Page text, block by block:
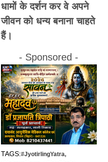
धामों के दर्शन कर वे अपने
जीवन को धन्य बनाना चाहते
हैं।
- Sponsored -
TAGS:#JyotirlingYatra,